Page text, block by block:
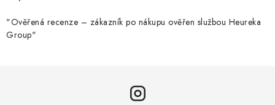
"Ověřená recenze – zákazník po nákupu ověřen službou Heureka
Group"